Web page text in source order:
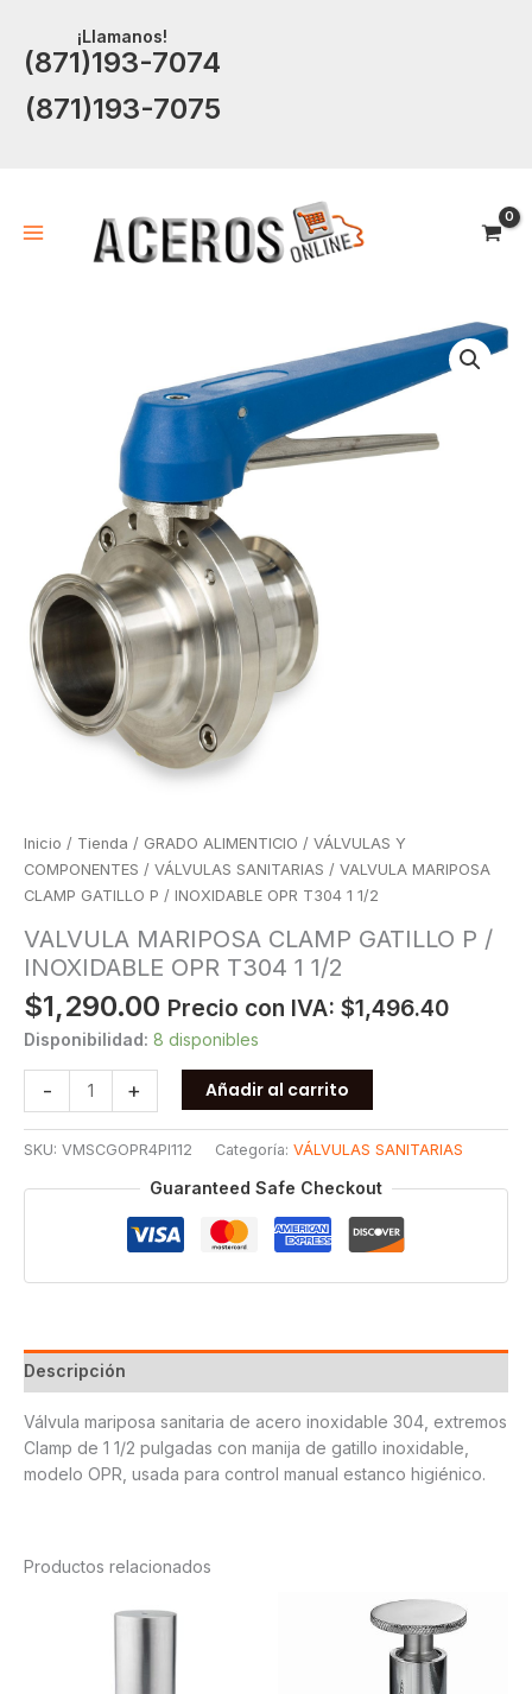
contenido
¡Llamanos!
(871)193-7074
(871)193-7075
Inicio / Tienda / GRADO ALIMENTICIO / VÁLVULAS Y
COMPONENTES / VÁLVULAS SANITARIAS / VALVULA MARIPOSA
CLAMP GATILLO P / INOXIDABLE OPR T304 1 1/2
VALVULA MARIPOSA CLAMP GATILLO P /
INOXIDABLE OPR T304 1 1/2
$1,290.00 Precio con IVA: $1,496.40
Disponibilidad: 8 disponibles
-
VALVULA
MARIPOSA
CLAMP
GATILLO
P
T304
cantidad
+ Añadir al carrito
SKU: VMSCGOPR4PI112 Categoría: VÁLVULAS SANITARIAS
Guaranteed Safe Checkout
Descripción
Válvula mariposa sanitaria de acero inoxidable 304, extremos
Clamp de 1 1/2 pulgadas con manija de gatillo inoxidable,
modelo OPR, usada para control manual estanco higiénico.
Productos relacionados